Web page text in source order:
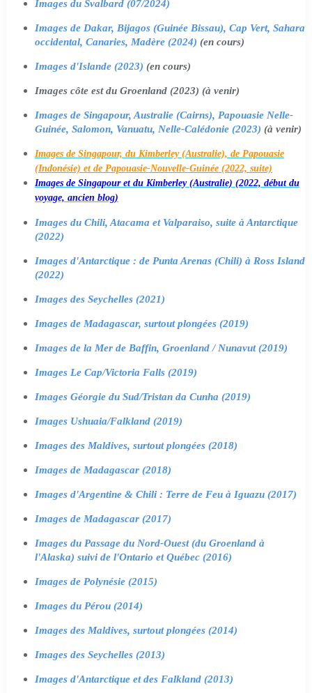
Images du Svalbard (07/2024)
Images de Dakar, Bijagos (Guinée Bissau), Cap Vert, Sahara
occidental, Canaries, Madère (2024) (en cours)
Images d'Islande (2023) (en cours)
Images côte est du Groenland (2023) (à venir)
Images de Singapour, Australie (Cairns), Papouasie Nelle-
Guinée, Salomon, Vanuatu, Nelle-Calédonie (2023) (à venir)
Images de Singapour, du Kimberley (Australie), de Papouasie
(Indonésie) et de Papouasie-Nouvelle-Guinée (2022, suite)
Images de Singapour et du Kimberley (Australie) (2022, début du
voyage, ancien blog)
Images du Chili, Atacama et Valparaiso, suite à Antarctique
(2022)
Images d'Antarctique : de Punta Arenas (Chili) à Ross Island
(2022)
Images des Seychelles (2021)
Images de Madagascar, surtout plongées (2019)
Images de la Mer de Baffin, Groenland / Nunavut (2019)
Images Le Cap/Victoria Falls (2019)
Images Géorgie du Sud/Tristan da Cunha (2019)
Images Ushuaia/Falkland (2019)
Images des Maldives, surtout plongées (2018)
Images de Madagascar (2018)
Images d'Argentine & Chili : Terre de Feu à Iguazu (2017)
Images de Madagascar (2017)
Images du Passage du Nord-Ouest (du Groenland à
l'Alaska) suivi de l'Ontario et Québec (2016)
Images de Polynésie (2015)
Images du Pérou (2014)
Images des Maldives, surtout plongées (2014)
Images des Seychelles (2013)
Images d'Antarctique et des Falkland (2013)